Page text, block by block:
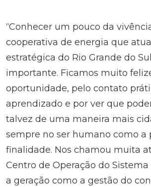
“Conhecer um pouco da
cooperativa de energia que
estratégica do Rio Grande do
importante. Ficamos muito
oportunidade, pelo contato
aprendizado e por ver que
talvez de uma maneira mais
sempre no ser humano como a
finalidade. Nos chamou muita
Centro de Operação do
a geração como a gestão do